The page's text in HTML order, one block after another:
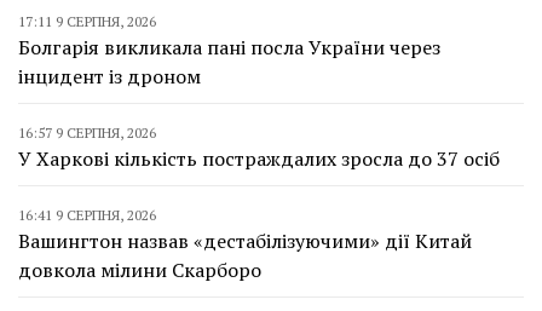
17:11 9 СЕРПНЯ, 2026
Болгарія викликала пані посла України через
інцидент із дроном
16:57 9 СЕРПНЯ, 2026
У Харкові кількість постраждалих зросла до 37 осіб
16:41 9 СЕРПНЯ, 2026
Вашингтон назвав «дестабілізуючими» дії Китай
довкола мілини Скарборо